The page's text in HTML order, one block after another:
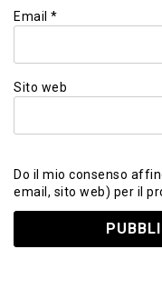
Email *
Sito web
Do il mio consenso
email, sito web) per il